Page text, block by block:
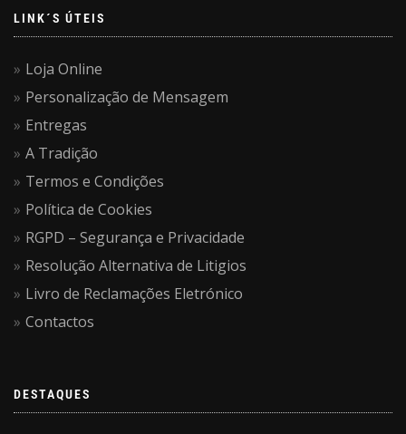
LINK´S ÚTEIS
Loja Online
Personalização de Mensagem
Entregas
A Tradição
Termos e Condições
Política de Cookies
RGPD – Segurança e Privacidade
Resolução Alternativa de Litigios
Livro de Reclamações Eletrónico
Contactos
DESTAQUES